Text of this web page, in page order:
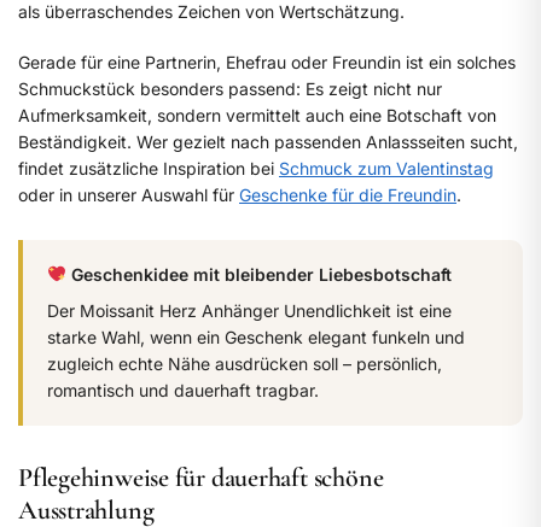
als überraschendes Zeichen von Wertschätzung.
Gerade für eine Partnerin, Ehefrau oder Freundin ist ein solches
Schmuckstück besonders passend: Es zeigt nicht nur
Aufmerksamkeit, sondern vermittelt auch eine Botschaft von
Beständigkeit. Wer gezielt nach passenden Anlassseiten sucht,
findet zusätzliche Inspiration bei Schmuck zum Valentinstag
oder in unserer Auswahl für Geschenke für die Freundin.
Geschenkidee mit bleibender Liebesbotschaft
Der Moissanit Herz Anhänger Unendlichkeit ist eine
starke Wahl, wenn ein Geschenk elegant funkeln und
zugleich echte Nähe ausdrücken soll – persönlich,
romantisch und dauerhaft tragbar.
Pflegehinweise für dauerhaft schöne
Ausstrahlung